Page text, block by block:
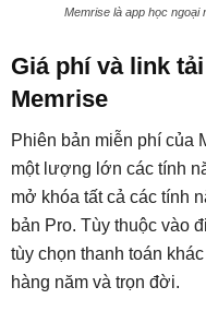
Memrise là app học ngoại
Giá phí và link
Memrise
Phiên bản miễn phí của
một lượng lớn các tính
mở khóa tất cả các tính
bản Pro. Tùy thuộc vào
tùy chọn thanh toán
hàng năm và trọn đời.